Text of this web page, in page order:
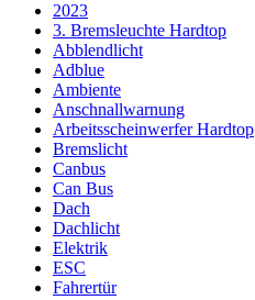
2023
3. Bremsleuchte Hardtop
Abblendlicht
Adblue
Ambiente
Anschnallwarnung
Arbeitsscheinwerfer Hardtop
Bremslicht
Canbus
Can Bus
Dach
Dachlicht
Elektrik
ESC
Fahrertür